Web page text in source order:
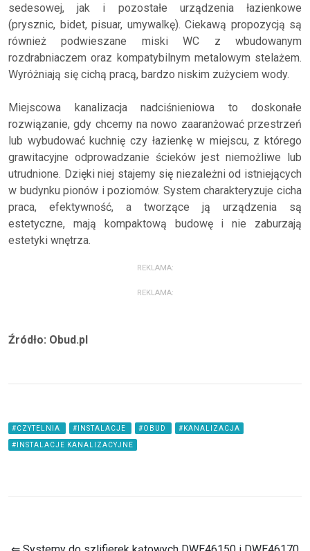
sedesowej, jak i pozostałe urządzenia łazienkowe
(prysznic, bidet, pisuar, umywalkę). Ciekawą propozycją są
również podwieszane miski WC z wbudowanym
rozdrabniaczem oraz kompatybilnym metalowym stelażem.
Wyróżniają się cichą pracą, bardzo niskim zużyciem wody.
Miejscowa kanalizacja nadciśnieniowa to doskonałe
rozwiązanie, gdy chcemy na nowo zaaranżować przestrzeń
lub wybudować kuchnię czy łazienkę w miejscu, z którego
grawitacyjne odprowadzanie ścieków jest niemożliwe lub
utrudnione. Dzięki niej stajemy się niezależni od istniejących
w budynku pionów i poziomów. System charakteryzuje cicha
praca, efektywność, a tworzące ją urządzenia są
estetyczne, mają kompaktową budowę i nie zaburzają
estetyki wnętrza.
REKLAMA:
REKLAMA:
Źródło: Obud.pl
#CZYTELNIA #INSTALACJE #OBUD #KANALIZACJA
#INSTALACJE KANALIZACYJNE